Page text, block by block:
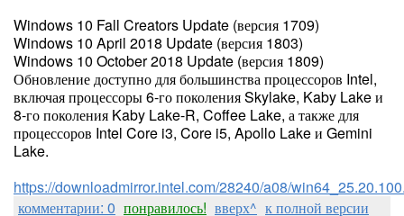
Windows 10 Fall Creators Update (версия 1709)
Windows 10 April 2018 Update (версия 1803)
Windows 10 October 2018 Update (версия 1809)
Обновление доступно для большинства процессоров Intel,
включая процессоры 6-го поколения Skylake, Kaby Lake и
8-го поколения Kaby Lake-R, Coffee Lake, а также для
процессоров Intel Core i3, Core i5, Apollo Lake и Gemini
Lake.
https://downloadmirror.intel.com/28240/a08/
комментарии: 0 понравилось! вверх^ к полной версии